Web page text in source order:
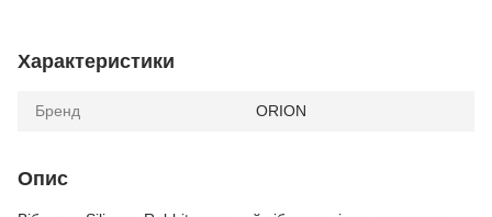
Характеристики
Бренд ORION
Опис